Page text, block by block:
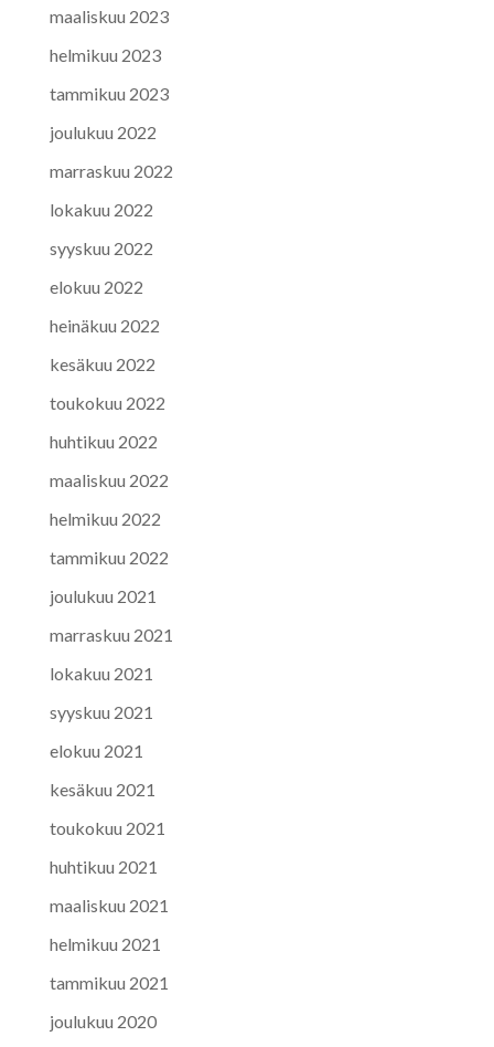
maaliskuu 2023
helmikuu 2023
tammikuu 2023
joulukuu 2022
marraskuu 2022
lokakuu 2022
syyskuu 2022
elokuu 2022
heinäkuu 2022
kesäkuu 2022
toukokuu 2022
huhtikuu 2022
maaliskuu 2022
helmikuu 2022
tammikuu 2022
joulukuu 2021
marraskuu 2021
lokakuu 2021
syyskuu 2021
elokuu 2021
kesäkuu 2021
toukokuu 2021
huhtikuu 2021
maaliskuu 2021
helmikuu 2021
tammikuu 2021
joulukuu 2020